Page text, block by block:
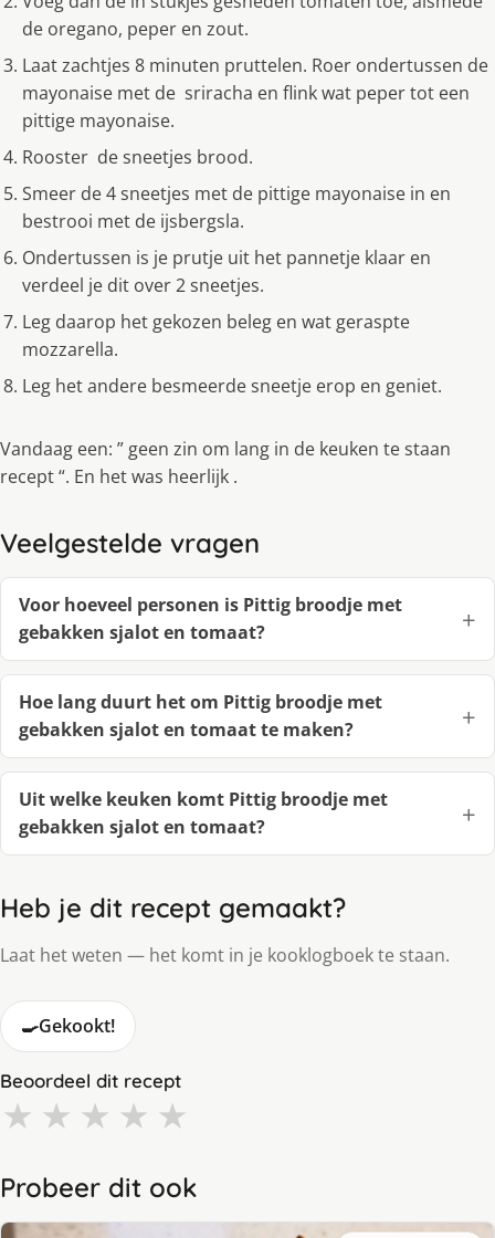
de oregano, peper en zout.
Laat zachtjes 8 minuten pruttelen. Roer ondertussen de
mayonaise met de sriracha en flink wat peper tot een
pittige mayonaise.
Rooster de sneetjes brood.
Smeer de 4 sneetjes met de pittige mayonaise in en
bestrooi met de ijsbergsla.
Ondertussen is je prutje uit het pannetje klaar en
verdeel je dit over 2 sneetjes.
Leg daarop het gekozen beleg en wat geraspte
mozzarella.
Leg het andere besmeerde sneetje erop en geniet.
Vandaag een: ” geen zin om lang in de keuken te staan
recept “. En het was heerlijk .
Veelgestelde vragen
Voor hoeveel personen is Pittig broodje met
gebakken sjalot en tomaat?
Hoe lang duurt het om Pittig broodje met
gebakken sjalot en tomaat te maken?
Uit welke keuken komt Pittig broodje met
gebakken sjalot en tomaat?
Heb je dit recept gemaakt?
Laat het weten — het komt in je kooklogboek te staan.
🍳Gekookt!
Beoordeel dit recept
★ ★ ★ ★ ★
Probeer dit ook